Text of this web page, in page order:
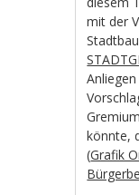
mit der
könnte,
(Grafik